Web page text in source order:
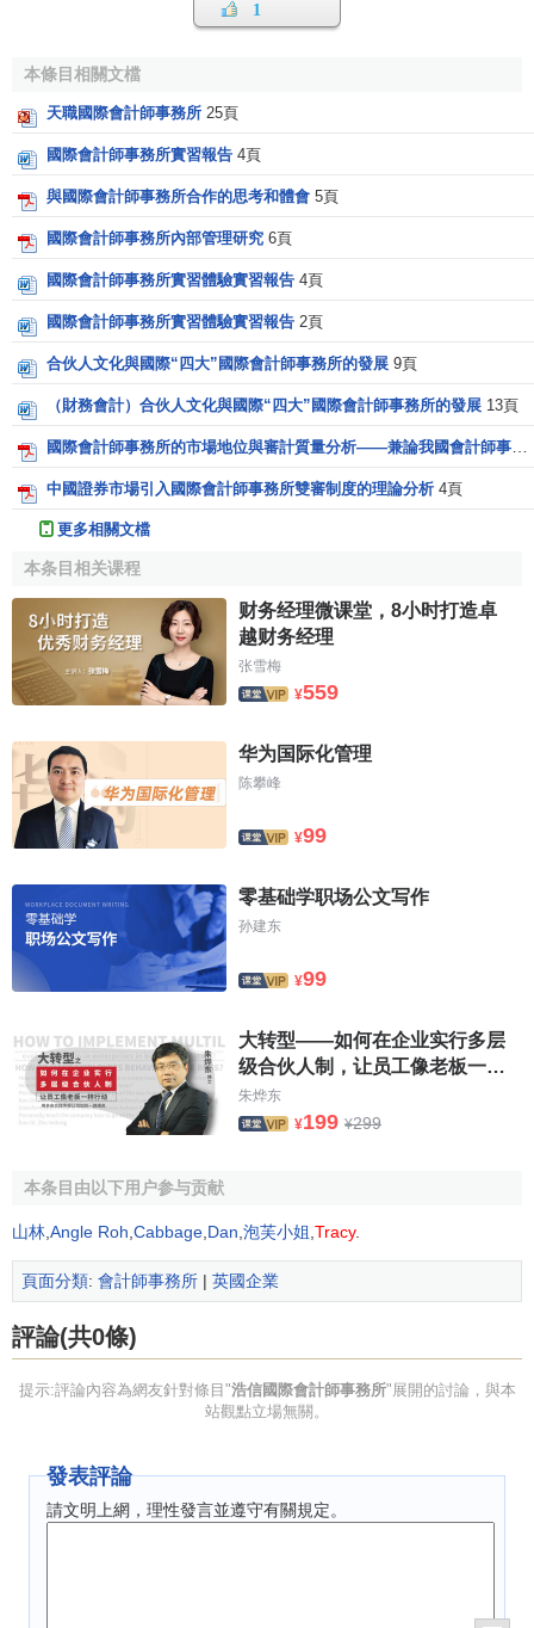
HLB國衛深信，若要全面發揮本行服務的超卓優點，便
絕不採用昂貴而不切實際的“標準套餐”服務方案，我們珏明不
同客戶的個別需要往往大相逕庭，因此必須為每個客戶獨立
設計和安排特訂服務。因此，無論客戶委托本行進行簡單直
務和實際需要為本，順應他們的要求作妥善安排。這就是
HLB國衛會計師事務所的過人之處。我們挾著集團的雄厚實
力提供個人化特訂服務，務求迎合客戶的需要。
大事紀要
1796年，HodgsonImpey在英國成立
1950年，TWong&Partners在香港成立
港共同發展業務
1979-1982年，鄭國衛會計師獲委任為香港稅務學會主
港合併併成立HLBHodgsonImpeyCheng(HLB國衛會
計師事務所)
1983年，合併後HLBHodgsonImpeyCheng開始全面
發展多元化服務，如商業顧問、稅務、企業服務、審
計、中國商貿、企業
融資及法規監管及金融事務等服
1985年，本所成為HLBInternational(HLB浩信國際)行
政委員會成員，進入核心管理層
1990-1993年，獲委任為
銀行註冊顧問
伙人鄭國衛會計師被委任為該委員會主席
1996年，HLB浩信國際(HLBI)在香港舉行國際會議，
唐英年先生及田北俊先生擔任演講嘉賓，曾蔭權司長
以及各界官商名流也齊來到賀
門之顧問：·庫務局註冊顧問及財務事務局財務註冊顧
問；及·管理參議處註冊管理顧問
1998年，多位合伙人獲委任為香港會計師公會
員會成員(包括會計
1999年，為了擴張業務，把公司遷入會德豐大廈
1999年，獲香港特別行政區政府破產管理署之認可公
司清盤會計師事務所
2000年，獲委任為積金局旗下認可監控之
核數師
2002-2004年，在此期間，本所成功為多間公司在香
港、新加坡、美國納斯達克及英國倫敦高增長市場
(LondonAIMBoard)上市。香港上市公司客戶數目為四
2005年，隨著業務的迅速發展及專才數目增加的需
要，於2005年把公司遷往現時地址(置地廣場告羅士打
大廈)，職員人數增至逾230人
1
本條目相關文檔
天職國際會計師事務所 25頁
國際會計師事務所實習報告 4頁
與國際會計師事務所合作的思考和體會 5頁
國際會計師事務所內部管理研究 6頁
國際會計師事務所實習體驗實習報告 4頁
國際會計師事務所實習體驗實習報告 2頁
合伙人文化與國際“四大”國際會計師事務所的發展 9頁
（財務會計）合伙人文化與國際“四大”國際會計師事務所的發展 13頁
國際會計師事務所的市場地位與審計質量分析——兼論我國會計師事務所國際化的選擇
中國證券市場引入國際會計師事務所雙審制度的理論分析 4頁
更多相關文檔
本条目相关课程
财务经理微课堂，8小时打造卓
越财务经理
张雪梅
¥559
华为国际化管理
陈攀峰
¥99
零基础学职场公文写作
孙建东
¥99
大转型——如何在企业实行多层
级合伙人制，让员工像老板一样
行动
朱烨东
¥199 ¥299
本条目由以下用户参与贡献
山林 Angle Roh Cabbage Dan 泡芙小姐 Tracy.
頁面分類: 會計師事務所 | 英國企業
評論(共0條)
提示:評論內容為網友針對條目"浩信國際會計師事務所"展開的討論，與本
站觀點立場無關。
發表評論
請文明上網，理性發言並遵守有關規定。